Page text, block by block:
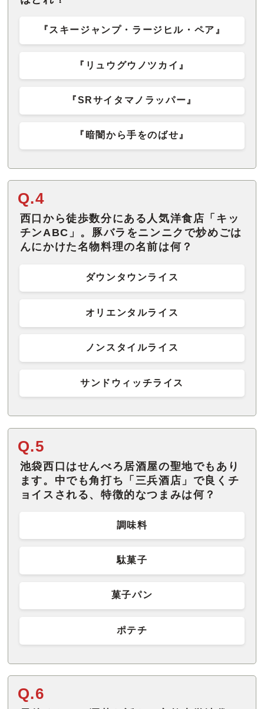
『スキージャンプ・ラージヒル・ペア』
『リュウグウノツカイ』
『SRサイタマノラッパー』
『暗闇から手をのばせ』
Q.4
西口から徒歩数分にある人気洋食店「キッ
チンABC」。豚バラをニンニクで炒めごは
んにかけた名物料理の名前は何？
ダウンタウンライス
オリエンタルライス
ノンスタイルライス
サンドウィッチライス
Q.5
池袋西口はせんべろ居酒屋の聖地でもあり
ます。中でも角打ち「三兵酒店」で良くチ
ョイスされる、特徴的なつまみは何？
調味料
駄菓子
菓子パン
ポテチ
Q.6